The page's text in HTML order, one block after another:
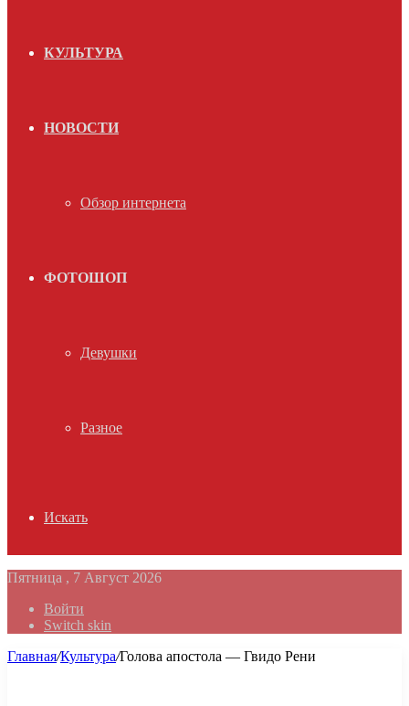
КУЛЬТУРА
НОВОСТИ
Обзор интернета
ФОТОШОП
Девушки
Разное
Искать
Пятница , 7 Август 2026
Войти
Switch skin
Главная/Культура/Голова апостола — Гвидо Рени